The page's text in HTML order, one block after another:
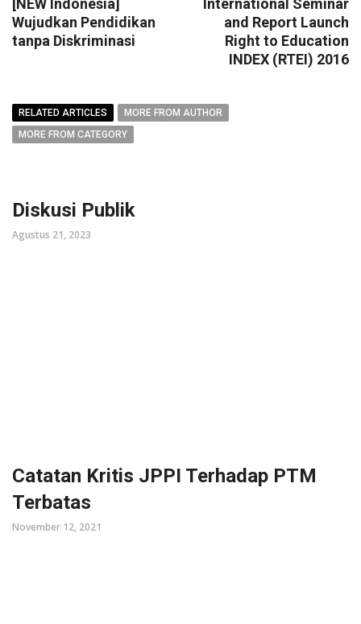
[NEW Indonesia]
Wujudkan Pendidikan
tanpa Diskriminasi
International Seminar
and Report Launch
Right to Education
INDEX (RTEI) 2016
RELATED ARTICLES
MORE FROM AUTHOR
MORE FROM CATEGORY
Diskusi Publik
Agustus 21, 2023
Catatan Kritis JPPI Terhadap PTM
Terbatas
November 12, 2021